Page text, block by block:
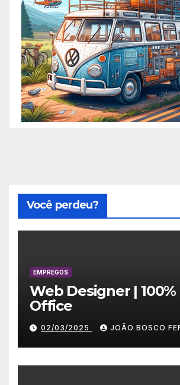
Você perdeu?
EMPREGOS
Web Designer |
Office
02/03/2025 JOÃO BOSCO